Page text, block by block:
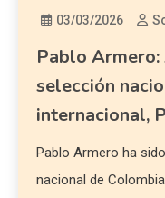
03/03/2026
Pablo
selección
internacional,
Pablo Armero ha
nacional de